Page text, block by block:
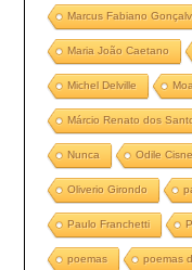
Marcus Fabiano
Maria João Caetano
Michel Delville
Márcio Renato dos
Nunca Odile
Oliverio Girondo
Paulo Franchetti
poemas poemas